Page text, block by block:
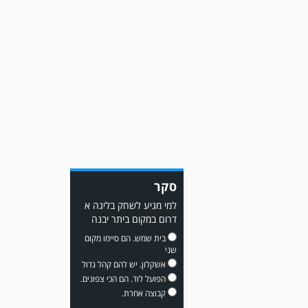
משחק אימון: מכבי יבנה גברה
על ביתר נורדיה 1-4. כבש
למכבי ׳צבי׳ יבנה : ▫️ מיקו ממן
▫️אליאור משלי ▫️גול עצמי ▫️קובי
מור
סקר
למי מגיע לשחק בליגה א
דרום במקום ביתר יבנה
בית שמש. הם סיימו מקום
שני
אשקלון. יש להם קהל גדול
הפועל לוד. הם הכי צפונים.
קבוצה אחרת.